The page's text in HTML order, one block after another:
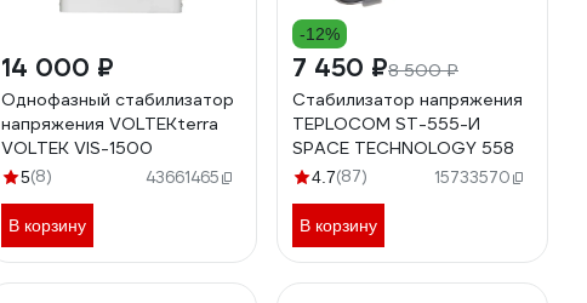
14 000 ₽
Однофазный стабилизатор
напряжения VOLTEKterra
VOLTEK VIS-1500
5(8) 43661465
В корзину
-12%
7 450 ₽8 500 ₽
Стабилизатор напряжения
TEPLOCOM ST-555-И
SPACE TECHNOLOGY 558
4.7(87) 15733570
В корзину